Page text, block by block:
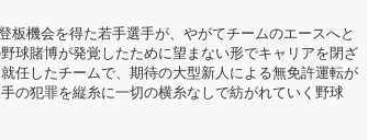
板機会を得た若手選手が、やがてチームのエースへと
球賭博が発覚したために望まない形でキャリアを閉ざ
任したチームで、期待の大型新人による無免許運転が
の犯罪を縦糸に一切の横糸なしで紡がれていく野球